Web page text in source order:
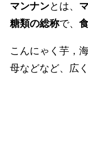
マンナンとは、
糖類の総称で、
こんにゃく芋，
母などなど、広